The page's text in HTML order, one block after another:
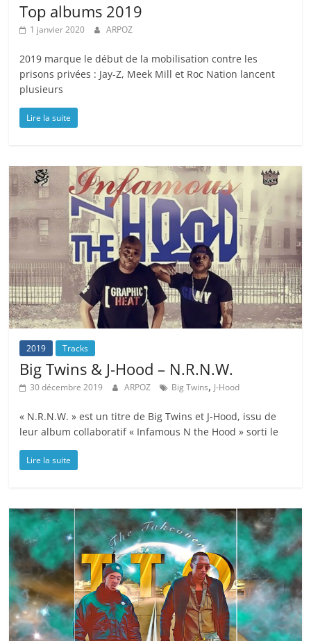
Top albums 2019
1 janvier 2020 ARPOZ
2019 marque le début de la mobilisation contre les
prisons privées : Jay-Z, Meek Mill et Roc Nation lancent
plusieurs
Lire la suite
2019 Tracks
Big Twins & J-Hood – N.R.N.W.
30 décembre 2019 ARPOZ Big Twins, J-Hood
« N.R.N.W. » est un titre de Big Twins et J-Hood, issu de
leur album collaboratif « Infamous N the Hood » sorti le
Lire la suite